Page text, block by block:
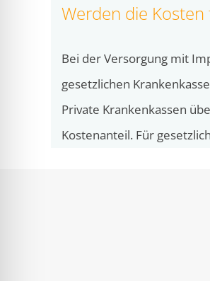
Werden die
Bei der Versorgung mit
gesetzlichen
Private Krankenkassen
Kostenanteil. Für